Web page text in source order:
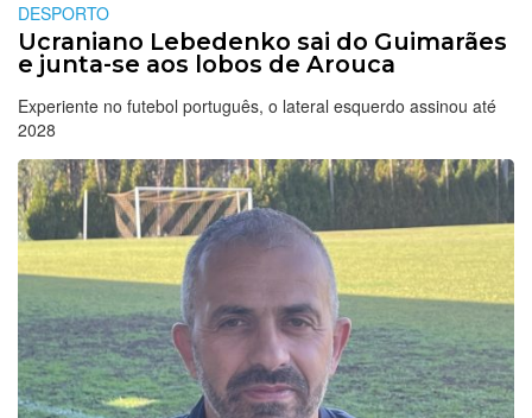
DESPORTO
Ucraniano Lebedenko sai do Guimarães
e junta-se aos lobos de Arouca
Experiente no futebol português, o lateral esquerdo assinou até
2028